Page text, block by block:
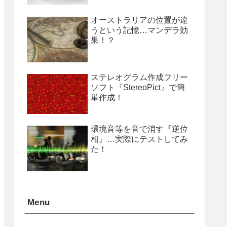
オーストラリアの位置が違
うという記憶…マンデラ効
果！？
ステレオグラム作成フリー
ソフト『StereoPict』で簡
単作成！
環境音等を音で消す『逆位
相』…実際にテストしてみ
た！
Menu